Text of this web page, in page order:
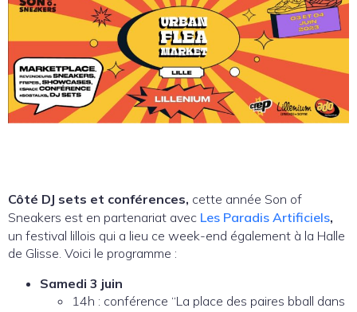
Côté DJ sets et conférences, cette année Son of
Sneakers est en partenariat avec Les Paradis Artificiels,
un festival lillois qui a lieu ce week-end également à la Halle
de Glisse. Voici le programme :
Samedi 3 juin
14h : conférence “La place des paires bball dans